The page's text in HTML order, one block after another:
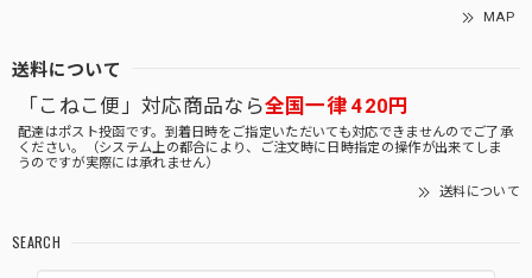
MAP
送料について
「こねこ便」対応商品なら全国一律 420円
配達はポスト投函です。到着日時をご指定いただいても対応できませんのでご了承
ください。（システム上の都合により、ご注文時に日時指定の操作が出来てしま
うのですが実際には承れません）
送料について
SEARCH